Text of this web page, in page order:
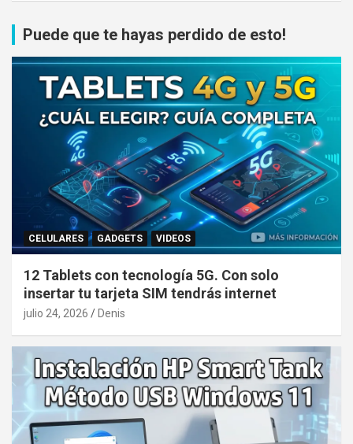
Puede que te hayas perdido de esto!
CELULARES GADGETS VIDEOS
12 Tablets con tecnología 5G. Con solo
insertar tu tarjeta SIM tendrás internet
julio 24, 2026 Denis